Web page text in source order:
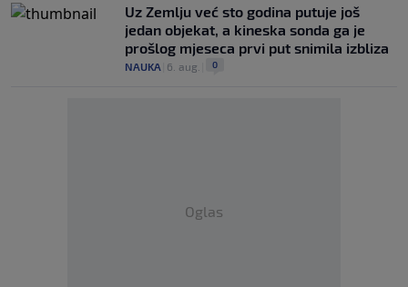
Uz Zemlju već sto godina putuje još
jedan objekat, a kineska sonda ga je
prošlog mjeseca prvi put snimila izbliza
NAUKA 6. aug. 0
Oglas